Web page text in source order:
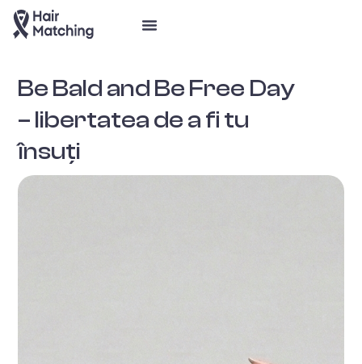
Be Bald and Be Free Day
– libertatea de a fi tu
însuți